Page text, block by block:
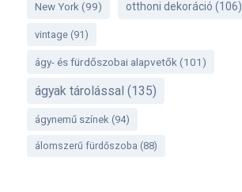
New York(99) otthoni dekoráció (106)
vintage(91)
ágy- és fürdőszobai alapvetők (101)
ágyak tárolással (135)
ágynemű színek(94)
álomszerű fürdőszoba (88)